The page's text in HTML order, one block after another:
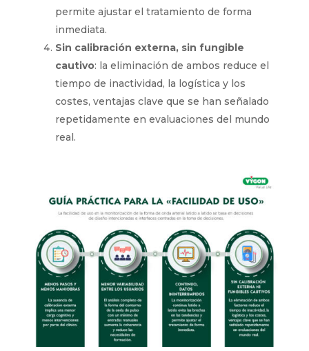
permite ajustar el tratamiento de forma
inmediata.
Sin calibración externa, sin fungible
cautivo: la eliminación de ambos reduce el
tiempo de inactividad, la logística y los
costes, ventajas clave que se han señalado
repetidamente en evaluaciones del mundo
real.